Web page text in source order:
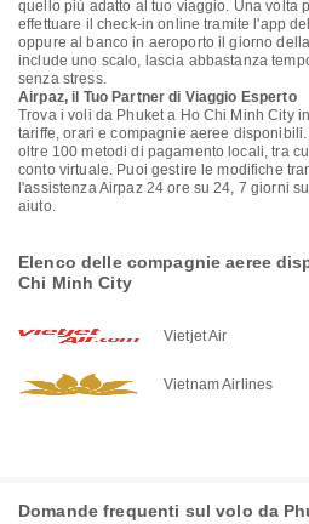
quello più adatto al tuo viaggio. Una volta
effettuare il check-in online tramite l'app
oppure al banco in aeroporto il giorno
include uno scalo, lascia abbastanza
senza stress.
Airpaz, il Tuo Partner di Viaggio Esperto
Trova i voli da Phuket a Ho Chi Minh City
tariffe, orari e compagnie aeree
oltre 100 metodi di pagamento locali, tra
conto virtuale. Puoi gestire le modifiche
l'assistenza Airpaz 24 ore su 24, 7 giorni
aiuto.
Elenco delle compagnie aeree
Chi Minh City
Vietjet Air
Vietnam Airlines
Domande frequenti sul volo da